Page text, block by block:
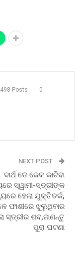
Posts 0
NEXT POST
ବାର୍ଥ ଡେ କେକ କାଟିବା
ସ୍ୱାମୀ-ସ୍ତ୍ରୀଙ୍କ
ହେଲା ଯୁକ୍ତିତର୍କ,
ଫାଶୀରେ ଝୁଲୁଥିବାର
ସ୍ତ୍ରୀର ଶବ,ଜାଣନ୍ତୁ
ପୁରା ଘଟଣା